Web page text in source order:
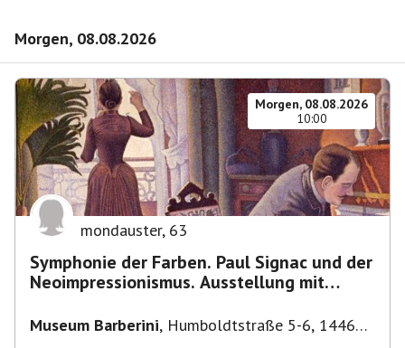
Morgen, 08.08.2026
Morgen, 08.08.2026
10:00
mondauster, 63
Symphonie der Farben. Paul Signac und der
Neoimpressionismus. Ausstellung mit
Museum Barberini, Humboldtstraße 5-6, 14467